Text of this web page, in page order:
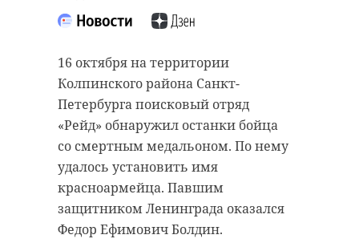
16 октября на территории
Колпинского района Санкт-
Петербурга поисковый отряд
«Рейд» обнаружил останки бойца
со смертным медальоном. По нему
удалось установить имя
красноармейца. Павшим
защитником Ленинграда оказался
Федор Ефимович Болдин.
Любани (Тосненский район
Ленобласти) Михаила Сычева
наградили медалью Совфеда "За
проявленное мужество". В мае
этого года учащийся Горожанского
казачьего кадетского корпуса спас
своего младшего брата, вынеся
того на рках из объятого огнем
дома.
Подписывайтесь на нас в
В четверг, 28 октября, проходит
VIII Торжественная церемония
награждения детей и подростков,
которые проявили мужество и
смелость в экстремальных
ситуациях, спасая человеческие
жизни. Поприветствовала юных
героев и их родны лично